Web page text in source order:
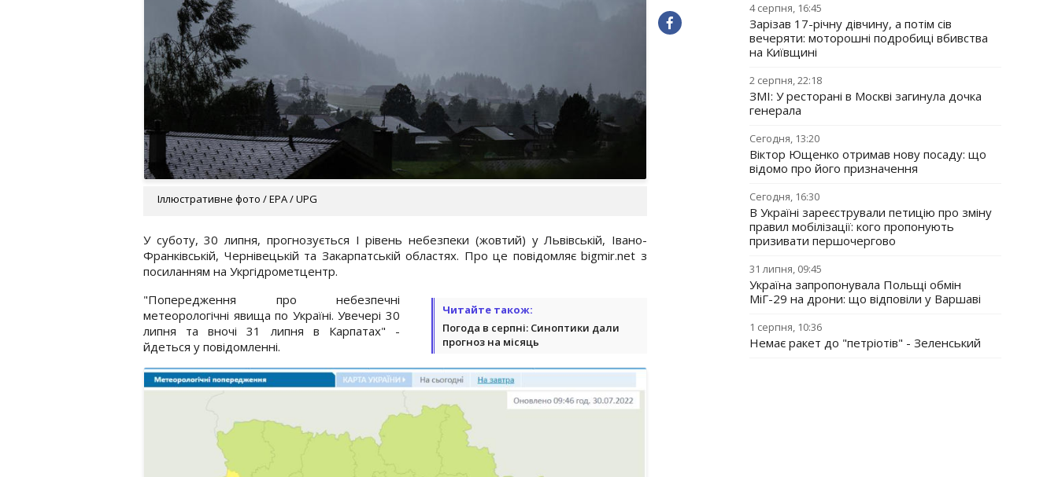
Іллюстративне фото / EPA / UPG
У суботу, 30 липня, прогнозується І рівень небезпеки (жовтий) у Львівській, Івано-
Франківській, Чернівецькій та Закарпатській областях. Про це повідомляє bigmir.net з
посиланням на Укргідрометцентр.
Читайте також:
Погода в серпні: Синоптики дали
прогноз на місяць
"Попередження про небезпечні
метеорологічні явища по Україні. Увечері 30
липня та вночі 31 липня в Карпатах" -
йдеться у повідомленні.
4 серпня, 16:45
Зарізав 17-річну дівчину, а потім сів
вечеряти: моторошні подробиці вбивства
на Київщині
2 серпня, 22:18
ЗМІ: У ресторані в Москві загинула дочка
генерала
Сегодня, 13:20
Віктор Ющенко отримав нову посаду: що
відомо про його призначення
Сегодня, 16:30
В Україні зареєстрували петицію про зміну
правил мобілізації: кого пропонують
призивати першочергово
31 липня, 09:45
Україна запропонувала Польщі обмін
МіГ-29 на дрони: що відповіли у Варшаві
1 серпня, 10:36
Немає ракет до "петріотів" - Зеленський